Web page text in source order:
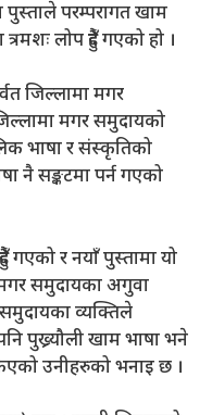
परम्परागत खाम
लोप हुँदै गएको हो ।
जिल्लामा मगर
मगर समुदायको
भाषा र संस्कृतिको
नै सङ्कटमा पर्न गएको
गएको र नयाँ पुस्तामा यो
मगर समुदायका अगुवा
व्यक्तिले
पुख्र्यौली खाम भाषा भने
उनीहरुको भनाइ छ ।